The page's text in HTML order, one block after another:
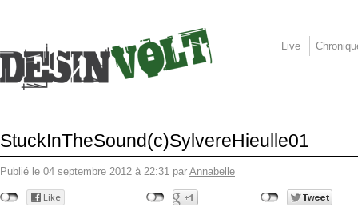
Live
StuckInTheSound(c)SylvereHieulle01
Publié le 04 septembre 2012 à 22:31 par Annabelle